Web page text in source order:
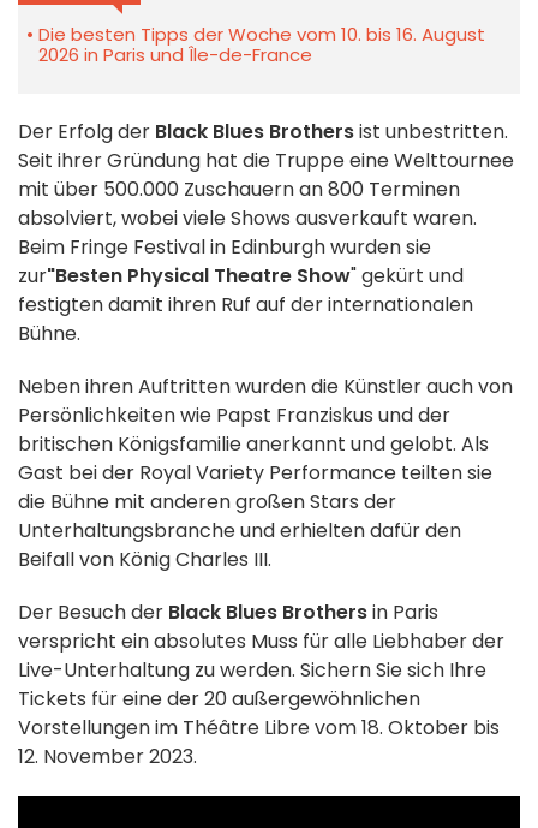
Die besten Tipps der Woche vom 10. bis 16. August
2026 in Paris und Île-de-France
Der Erfolg der Black Blues Brothersist unbestritten.
Seit ihrer Gründung hat die Truppe eine Welttournee
mit über 500.000 Zuschauern an 800 Terminen
absolviert, wobei viele Shows ausverkauft waren.
Beim Fringe Festival in Edinburgh wurden sie
zur"Besten Physical Theatre Show" gekürt und
festigten damit ihren Ruf auf der internationalen
Bühne.
Neben ihren Auftritten wurden die Künstler auch von
Persönlichkeiten wie Papst Franziskus und der
britischen Königsfamilie anerkannt und gelobt. Als
Gast bei der Royal Variety Performance teilten sie
die Bühne mit anderen großen Stars der
Unterhaltungsbranche und erhielten dafür den
Beifall von König Charles III.
Der Besuch der Black Blues Brothersin Paris
verspricht ein absolutes Muss für alle Liebhaber der
Live-Unterhaltung zu werden. Sichern Sie sich Ihre
Tickets für eine der 20 außergewöhnlichen
Vorstellungen im Théâtre Libre vom 18. Oktober bis
12. November 2023.